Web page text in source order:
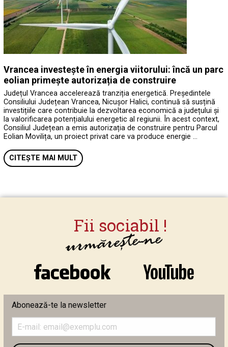
Vrancea investește în energia viitorului: încă un parc
eolian primește autorizația de construire
Județul Vrancea accelerează tranziția energetică. Președintele
Consiliului Județean Vrancea, Nicușor Halici, continuă să susțină
investițiile care contribuie la dezvoltarea economică a județului și
la valorificarea potențialului energetic al regiunii. În acest context,
Consiliul Județean a emis autorizația de construire pentru Parcul
Eolian Movilița, un proiect privat care va produce energie …
CITEȘTE MAI MULT
Abonează-te la newsletter
adresa